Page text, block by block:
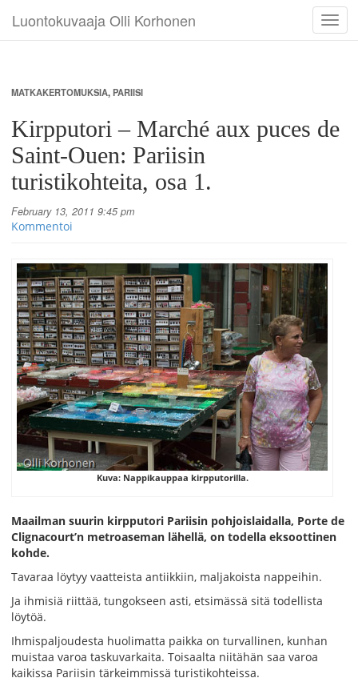
Luontokuvaaja Olli Korhonen
MATKAKERTOMUKSIA,PARIISI
Kirpputori – Marché aux puces de
Saint-Ouen: Pariisin
turistikohteita, osa 1.
February 13, 2011 9:45 pm
Kommentoi
Kuva: Nappikauppaa kirpputorilla.
Maailman suurin kirpputori Pariisin pohjoislaidalla, Porte de
Clignacourt’n metroaseman lähellä, on todella eksoottinen
kohde.
Tavaraa löytyy vaatteista antiikkiin, maljakoista nappeihin.
Ja ihmisiä riittää, tungokseen asti, etsimässä sitä todellista
löytöä.
Ihmispaljoudesta huolimatta paikka on turvallinen, kunhan
muistaa varoa taskuvarkaita. Toisaalta niitähän saa varoa
kaikissa Pariisin tärkeimmissä turistikohteissa.